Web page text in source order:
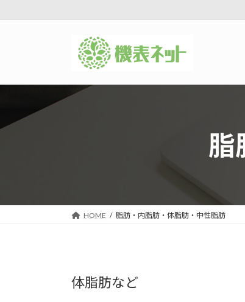
ツ
ス
シ
ン
脂
HOME 脂肪・内脂肪・体脂肪・中性脂肪
体脂肪など